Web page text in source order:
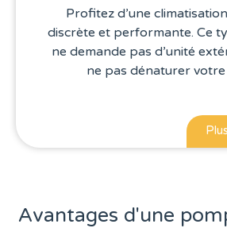
Profitez d’une
discrète et performante. Ce
ne demande pas d’unité
ne pas dénaturer
Avantages d'une